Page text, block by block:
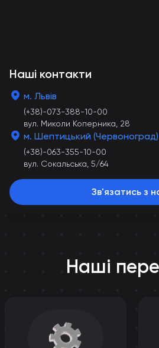
Наші контакти
м. Львів
(+38)-073-388-10-00
вул. Миколи Коперника, 28
м. Шептицький (Червоноград)
(+38)-063-355-10-00
вул. Сокальська, 5/64
Зв'язатись з
Наші